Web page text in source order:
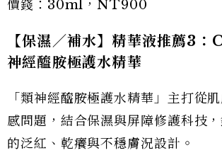
價錢：30ml，NT900
【保濕／補水】精華液推薦3
神經醯胺極護水精華
「類神經醯胺極護水精華」主打從
感問題，結合保濕與屏障修護科技
的泛紅、乾癢與不穩膚況設計。